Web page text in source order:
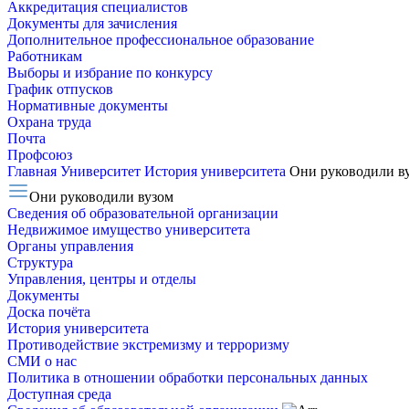
Аккредитация специалистов
Документы для зачисления
Дополнительное профессиональное образование
Работникам
Выборы и избрание по конкурсу
График отпусков
Нормативные документы
Охрана труда
Почта
Профсоюз
Главная Университет История университета Они руководили
Они руководили вузом
Сведения об образовательной организации
Недвижимое имущество университета
Органы управления
Структура
Управления, центры и отделы
Документы
Доска почёта
История университета
Противодействие экстремизму и терроризму
СМИ о нас
Политика в отношении обработки персональных данных
Доступная среда